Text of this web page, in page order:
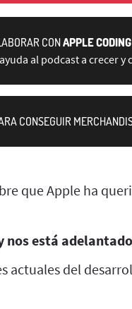
CONAPPLE
al podcast a crecer y
CONSEGUIR
que Apple ha
nos está
actuales del